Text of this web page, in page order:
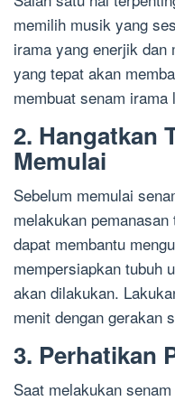
memilih musik yang
irama yang enerjik dan
yang tepat akan
membuat senam irama
2. Hangatkan
Memulai
Sebelum memulai
melakukan
dapat membantu
mempersiapkan tubuh
akan dilakukan.
menit dengan gerakan
3. Perhatikan
Saat melakukan